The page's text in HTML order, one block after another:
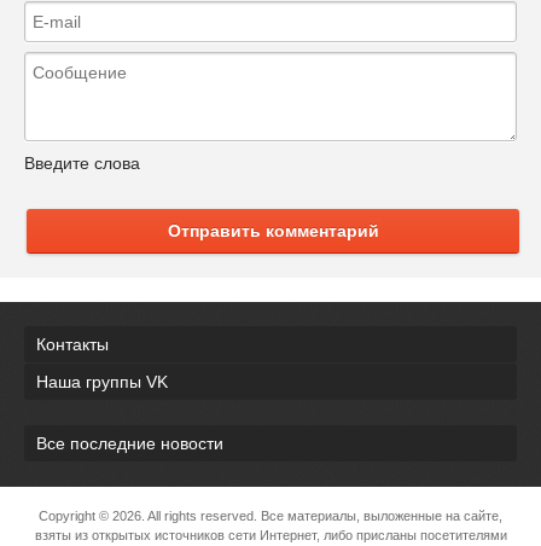
Введите слова
Отправить комментарий
Контакты
Наша группы VK
Все последние новости
Copyright © 2026. All rights reserved. Все материалы, выложенные на сайте,
взяты из открытых источников сети Интернет, либо присланы посетителями